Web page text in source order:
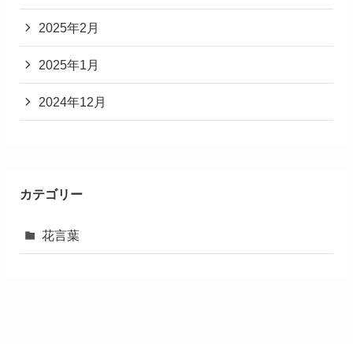
2025年2月
2025年1月
2024年12月
カテゴリー
花言葉